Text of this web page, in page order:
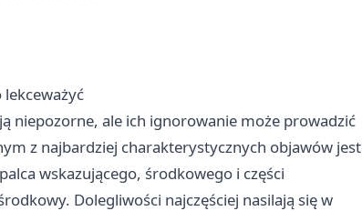
niepozorne, ale ich ignorowanie może prowadzić
z najbardziej charakterystycznych objawów jest
wskazującego, środkowego i części
Dolegliwości najczęściej nasilają się w